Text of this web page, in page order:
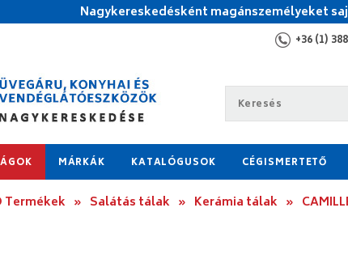
Nagykereskedésként magánszemélyeket
+36 (1)
MÁRKÁK KATALÓGUSOK CÉGISMERTETŐ
Termékek » Salátás tálak » Kerámia tálak »